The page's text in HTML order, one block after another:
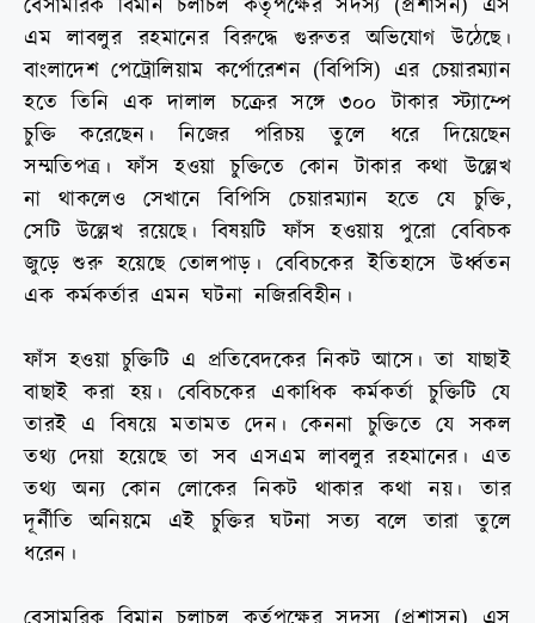
বেসামরিক বিমান চলাচল কর্তৃপক্ষের সদস্য (প্রশাসন) এস
এম লাবলুর রহমানের বিরুদ্ধে গুরুতর অভিযোগ উঠেছে।
বাংলাদেশ পেট্রোলিয়াম কর্পোরেশন (বিপিসি) এর চেয়ারম্যান
হতে তিনি এক দালাল চক্রের সঙ্গে ৩০০ টাকার স্ট্যাম্পে
চুক্তি করেছেন। নিজের পরিচয় তুলে ধরে দিয়েছেন
সম্মতিপত্র। ফাঁস হওয়া চুক্তিতে কোন টাকার কথা উল্লেখ
না থাকলেও সেখানে বিপিসি চেয়ারম্যান হতে যে চুক্তি,
সেটি ‍উল্লেখ রয়েছে। বিষয়টি ফাঁস হওয়ায় পুরো বেবিচক
জুড়ে শুরু হয়েছে তোলপাড়। বেবিচকের ইতিহাসে উর্ধ্বতন
এক কর্মকর্তার এমন ঘটনা নজিরবিহীন।
ফাঁস হওয়া চুক্তিটি এ প্রতিবেদকের নিকট আসে। তা যাছাই
বাছাই করা হয়। বেবিচকের একাধিক কর্মকর্তা চুক্তিটি যে
তারই এ বিষয়ে মতামত দেন। কেননা চুক্তিতে যে সকল
তথ্য দেয়া হয়েছে তা সব এসএম লাবলুর রহমানের। এত
তথ্য অন্য কোন লোকের নিকট থাকার কথা নয়। তার
দূর্নীতি অনিয়মে এই চুক্তির ঘটনা সত্য বলে তারা তুলে
ধরেন।